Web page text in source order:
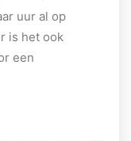
uur al op
is het ook
een